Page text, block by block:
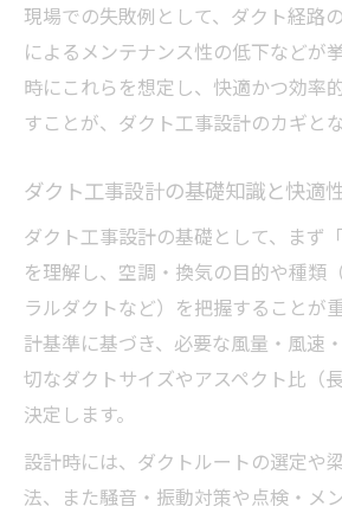
現場での失敗例として、ダクト経路
によるメンテナンス性の低下などが
時にこれらを想定し、快適かつ効率
すことが、ダクト工事設計のカギとな
ダクト工事設計の基礎知識と快適
ダクト工事設計の基礎として、まず
を理解し、空調・換気の目的や種類
ラルダクトなど）を把握することが
計基準に基づき、必要な風量・風速
切なダクトサイズやアスペクト比（
決定します。
設計時には、ダクトルートの選定や
法、また騒音・振動対策や点検・メ